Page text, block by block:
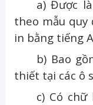
a) Được
theo mẫu quy
in bằng tiếng
b) Bao
thiết tại các ô
c) Có chữ